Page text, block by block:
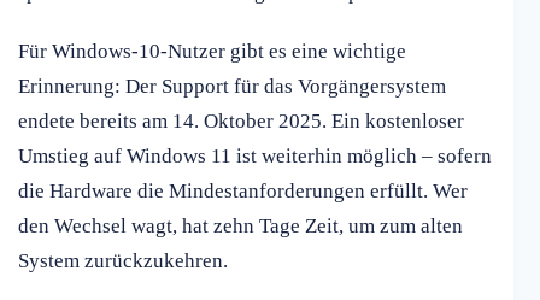
Für Windows-10-Nutzer gibt es eine wichtige
Erinnerung: Der Support für das Vorgängersystem
endete bereits am 14. Oktober 2025. Ein kostenloser
Umstieg auf Windows 11 ist weiterhin möglich – sofern
die Hardware die Mindestanforderungen erfüllt. Wer
den Wechsel wagt, hat zehn Tage Zeit, um zum alten
System zurückzukehren.